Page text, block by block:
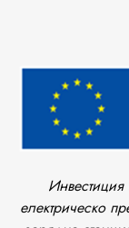
Инвестиция
електрическо